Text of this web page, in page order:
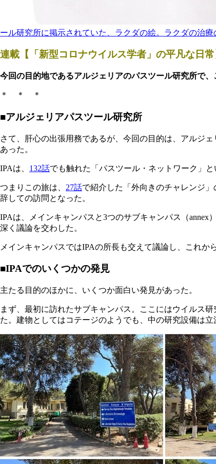
ール研究所に掲示されていた、ラクダの絵。ラクダの治療
連載【「新型コロナウイルス学者」の平凡な日
今回の目的地であるアルジェリアのパスツール研究所で
＊ ＊ ＊
■アルジェリアパスツール研究所
さて、肝心の出張用務であるが、今回の目的は、アルジ
あった。
IPAは、 132話でも触れた「パスツール・ネットワーク」
つまりこの旅は、 27話で紹介した「外向きのチャレンジ
辞しての訪問となった。
IPAは、メインキャンパスと3つのサブキャンパス（
深く議論を交わした。
メインキャンパスではIPAの所長も交えて議論し、これか
■IPAでのいくつかの発見
主たる目的のほかに、いくつか面白い発見があった。
まず、最初に訪れたサブキャンパス。ここにはウイルス
た。建物としてはコテージのようでも、中の研究設備は